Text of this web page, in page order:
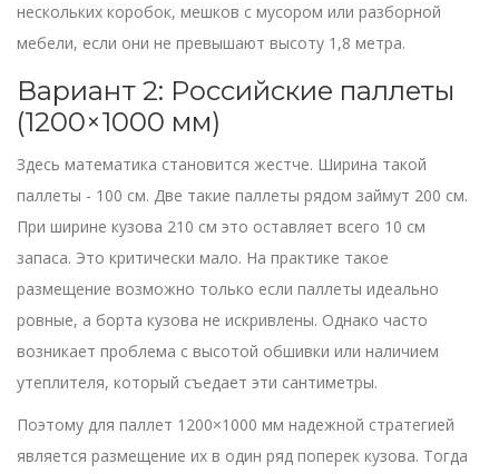
нескольких коробок, мешков с мусором или разборной
мебели, если они не превышают высоту 1,8 метра.
Вариант 2: Российские паллеты
(1200×1000 мм)
Здесь математика становится жестче. Ширина такой
паллеты - 100 см. Две такие паллеты рядом займут 200 см.
При ширине кузова 210 см это оставляет всего 10 см
запаса. Это критически мало. На практике такое
размещение возможно только если паллеты идеально
ровные, а борта кузова не искривлены. Однако часто
возникает проблема с высотой обшивки или наличием
утеплителя, который съедает эти сантиметры.
Поэтому для паллет 1200×1000 мм надежной стратегией
является размещение их в один ряд поперек кузова. Тогда